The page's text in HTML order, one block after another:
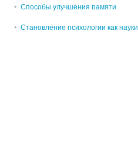
Способы улучшения памяти
Становление психологии как науки